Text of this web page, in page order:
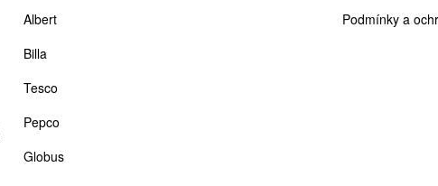
Albert
Billa
Tesco
Pepco
Globus
Podmínky a